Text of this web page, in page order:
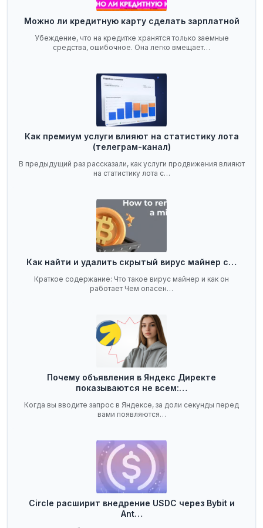
Можно ли кредитную карту сделать зарплатной
Убеждение, что на кредитке хранятся только заемные
средства, ошибочное. Она легко вмещает…
Как премиум услуги влияют на статистику лота
(телеграм-канал)
В предыдущий раз рассказали, как услуги продвижения влияют
на статистику лота с…
Как найти и удалить скрытый вирус майнер с…
Краткое содержание: Что такое вирус майнер и как он
работает Чем опасен…
Почему объявления в Яндекс Директе
показываются не всем:…
Когда вы вводите запрос в Яндексе, за доли секунды перед
вами появляются…
Circle расширит внедрение USDC через Bybit и
Ant…